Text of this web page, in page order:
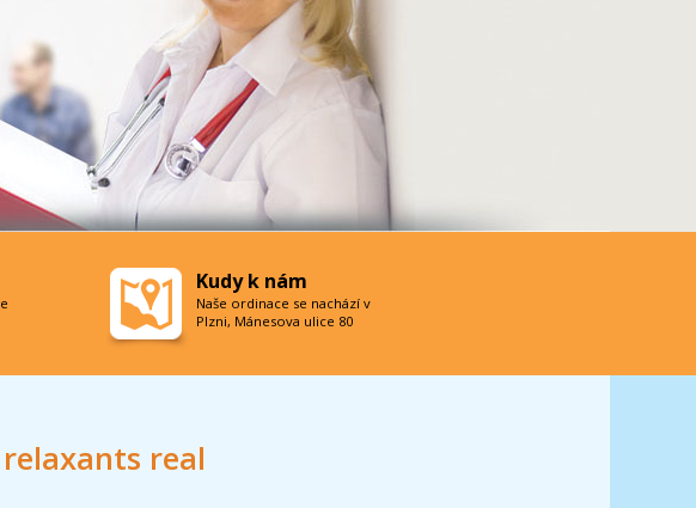
real
Kudy k nám
Naše ordinace se nachází v
Plzni, Mánesova ulice 80